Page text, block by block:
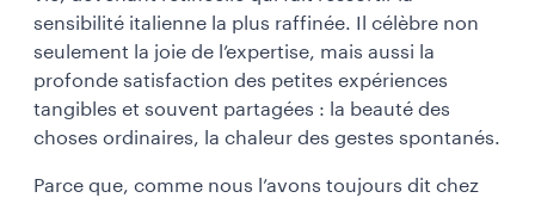
sensibilité italienne la plus raffinée. Il célèbre non
seulement la joie de l’expertise, mais aussi la
profonde satisfaction des petites expériences
tangibles et souvent partagées : la beauté des
choses ordinaires, la chaleur des gestes spontanés.
Parce que, comme nous l’avons toujours dit chez